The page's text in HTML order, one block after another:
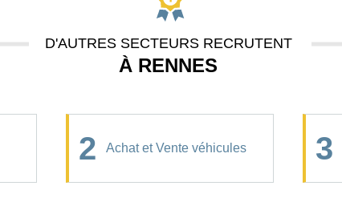
D'AUTRES SECTEURS RECRUTENT
À RENNES
2 Achat et Vente véhicules 3